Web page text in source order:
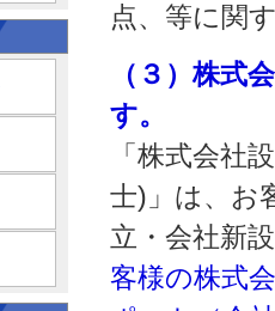
点、等に関
（３）株式
す。
「株式会社
士)」は、お
立・会社新
客様の株式